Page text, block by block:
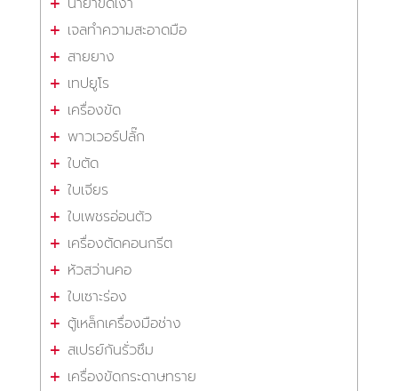
เจลทำความสะอาดมือ
สายยาง
เทปยูโร
เครื่องขัด
พาวเวอร์ปลั๊ก
ใบตัด
ใบเจียร
ใบเพชรอ่อนตัว
เครื่องตัดคอนกรีต
หัวสว่านคอ
ใบเซาะร่อง
ตู้เหล็กเครื่องมือช่าง
สเปรย์กันรั่วซึม
เครื่องขัดกระดาษทราย